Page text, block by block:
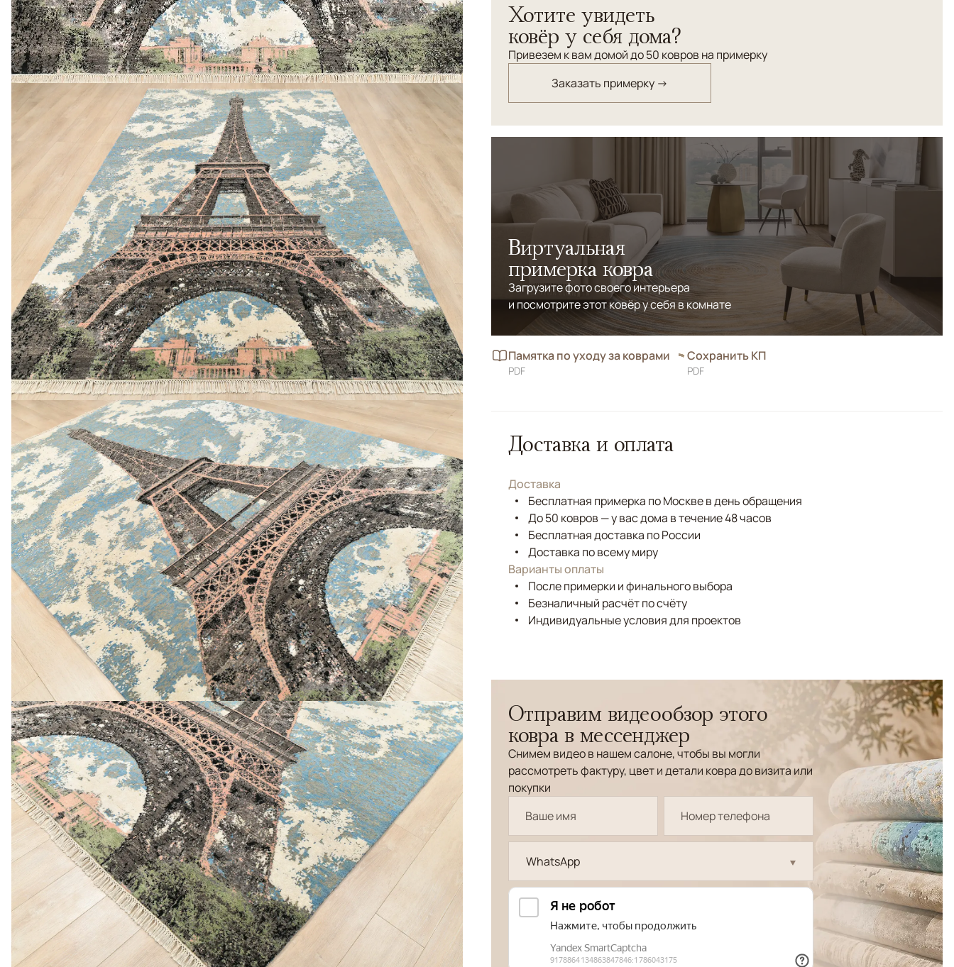
традиционной технологии ручного ковроткачества.
Хотите увидеть
ковёр у себя дома?
Привезем к вам домой до 50 ковров на примерку
Заказать примерку →
Виртуальная
примерка ковра
Загрузите фото своего интерьера
и посмотрите этот ковёр у себя в комнате
Памятка по уходу за коврами
PDF
Сохранить КП
PDF
Доставка и оплата
Доставка
Бесплатная примерка по Москве в день обращения
До 50 ковров — у вас дома в течение 48 часов
Бесплатная доставка по России
Доставка по всему миру
Варианты оплаты
После примерки и финального выбора
Безналичный расчёт по счёту
Индивидуальные условия для проектов
Отправим видеообзор этого
ковра в мессенджер
Снимем видео в нашем салоне, чтобы вы могли
рассмотреть фактуру, цвет и детали ковра до визита или
покупки
WhatsApp